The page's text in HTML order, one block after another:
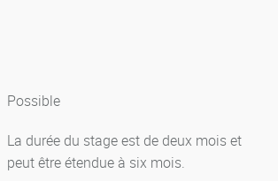
Possible
La durée du stage est de deux mois et
peut être étendue à six mois.